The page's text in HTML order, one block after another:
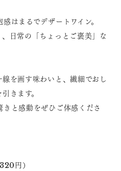
はまるでデザートワイン。
日常の「ちょっとご褒美」な
を画す味わいと、繊細でおし
きます。
きと感動をぜひご体感くださ
円）